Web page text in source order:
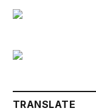
TRANSLATE